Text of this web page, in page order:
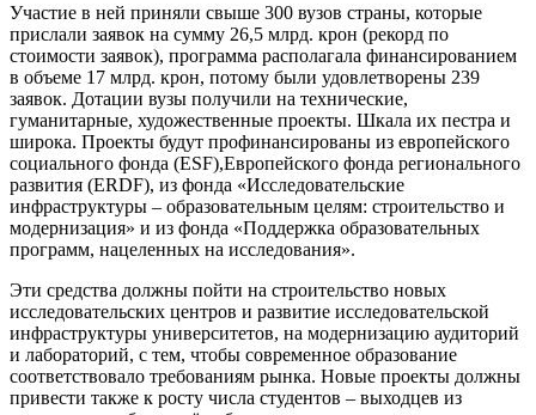
Участие в ней приняли свыше 300 вузов страны, которые
прислали заявок на сумму 26,5 млрд. крон (рекорд по
стоимости заявок), программа располагала финансированием
в объеме 17 млрд. крон, потому были удовлетворены 239
заявок. Дотации вузы получили на технические,
гуманитарные, художественные проекты. Шкала их пестра и
широка. Проекты будут профинансированы из европейского
социального фонда (ESF),Европейского фонда регионального
развития (ERDF), из фонда «Исследовательские
инфраструктуры – образовательным целям: строительство и
модернизация» и из фонда «Поддержка образовательных
программ, нацеленных на исследования».
Эти средства должны пойти на строительство новых
исследовательских центров и развитие исследовательской
инфраструктуры университетов, на модернизацию аудиторий
и лабораторий, с тем, чтобы современное образование
соответствовало требованиям рынка. Новые проекты должны
привести также к росту числа студентов – выходцев из